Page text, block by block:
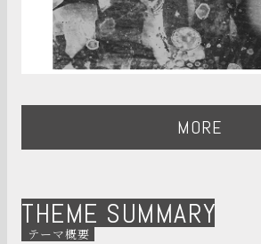
MORE
THEME SUMMARY
テーマ概要